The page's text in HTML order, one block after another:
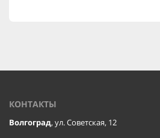
КОНТАКТЫ
Волгоград, ул. Советская, 12